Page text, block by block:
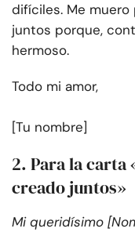
difíciles. Me
juntos porque,
hermoso.
Todo mi amor,
[Tu nombre]
2. Para la carta
creado juntos»
Mi queridísimo